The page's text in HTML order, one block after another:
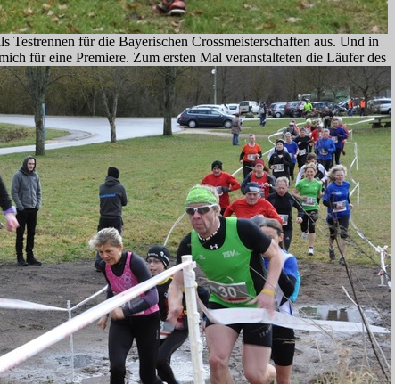
Testrennen für die Bayerischen Crossmeisterschaften aus. Und in
für eine Premiere. Zum ersten Mal veranstalteten die Läufer des